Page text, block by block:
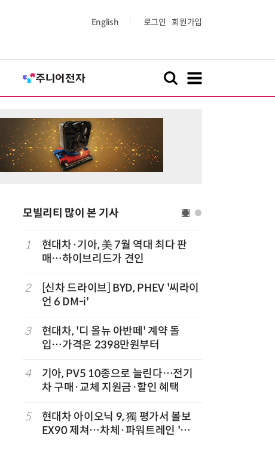
English 로그인 회원가입
모빌리티 많이 본 기사
1
현대차·기아, 美 7월 역대 최다 판
매…하이브리드가 견인
2
[신차 드라이브] BYD, PHEV '씨라이
언 6 DM-i'
3
현대차, '디 올뉴 아반떼' 계약 돌
입…가격은 2398만원부터
4
기아, PV5 10종으로 늘린다…전기
차 구매·교체 지원금·할인 혜택
5
현대차 아이오닉 9, 獨 평가서 볼보
EX90 제쳐…차체·파워트레인 '우